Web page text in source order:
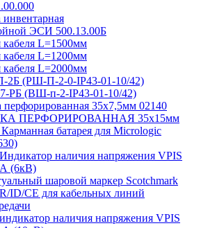
инвентарная
ЭСИ 500.13.00Б
L=1500мм
L=1200мм
L=2000мм
2Б (РШ-П-2-0-IР43-01-10/42)
РБ (ВШ-п-2-IP43-01-10/42)
перфорированная 35х7,5мм 02140
ПЕРФОРИРОВАННАЯ 35х15мм
батарея для Micrologic
наличия напряжения VPIS
(6кВ)
шаровой маркер Scotchmark
ID/CE для кабельных линий
наличия напряжения VPIS